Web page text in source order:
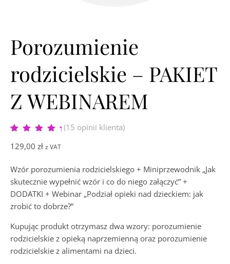
Porozumienie
rodzicielskie – PAKIET
Z WEBINAREM
na 5 na
(15 opinii klienta)
129,00 zł z VAT
Wzór porozumienia rodzicielskiego + Miniprzewodnik „Jak
skutecznie wypełnić wzór i co do niego załączyć” +
DODATKI + Webinar „Podział opieki nad dzieckiem: jak
zrobić to dobrze?”
Kupując produkt otrzymasz dwa wzory: porozumienie
rodzicielskie z opieką naprzemienną oraz porozumienie
rodzicielskie z alimentami na dzieci.